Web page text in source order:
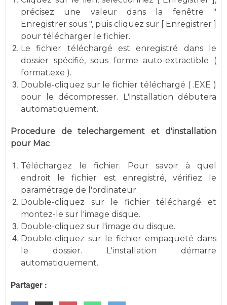
précisez une valeur dans la fenêtre "
Enregistrer sous ", puis cliquez sur [ Enregistrer ]
pour télécharger le fichier.
Le fichier téléchargé est enregistré dans le
dossier spécifié, sous forme auto-extractible (
format.exe ).
Double-cliquez sur le fichier téléchargé ( .EXE )
pour le décompresser. L'installation débutera
automatiquement.
Procedure de telechargement et d'installation
pour Mac
Téléchargez le fichier. Pour savoir à quel
endroit le fichier est enregistré, vérifiez le
paramétrage de l'ordinateur.
Double-cliquez sur le fichier téléchargé et
montez-le sur l'image disque.
Double-cliquez sur l'image du disque.
Double-cliquez sur le fichier empaqueté dans
le dossier. L'installation démarre
automatiquement.
Partager :